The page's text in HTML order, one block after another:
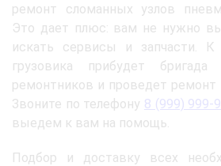
ремонт сломанных узлов
Это дает плюс: вам не нужно
искать сервисы и запчасти. К
грузовика прибудет бригада
ремонтников и проведет ремонт
Звоните по телефону 8 (999) 999-
выедем к вам на помощь.
Подбор и доставку всех